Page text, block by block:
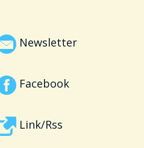
Newsletter
Facebook
Link/Rss